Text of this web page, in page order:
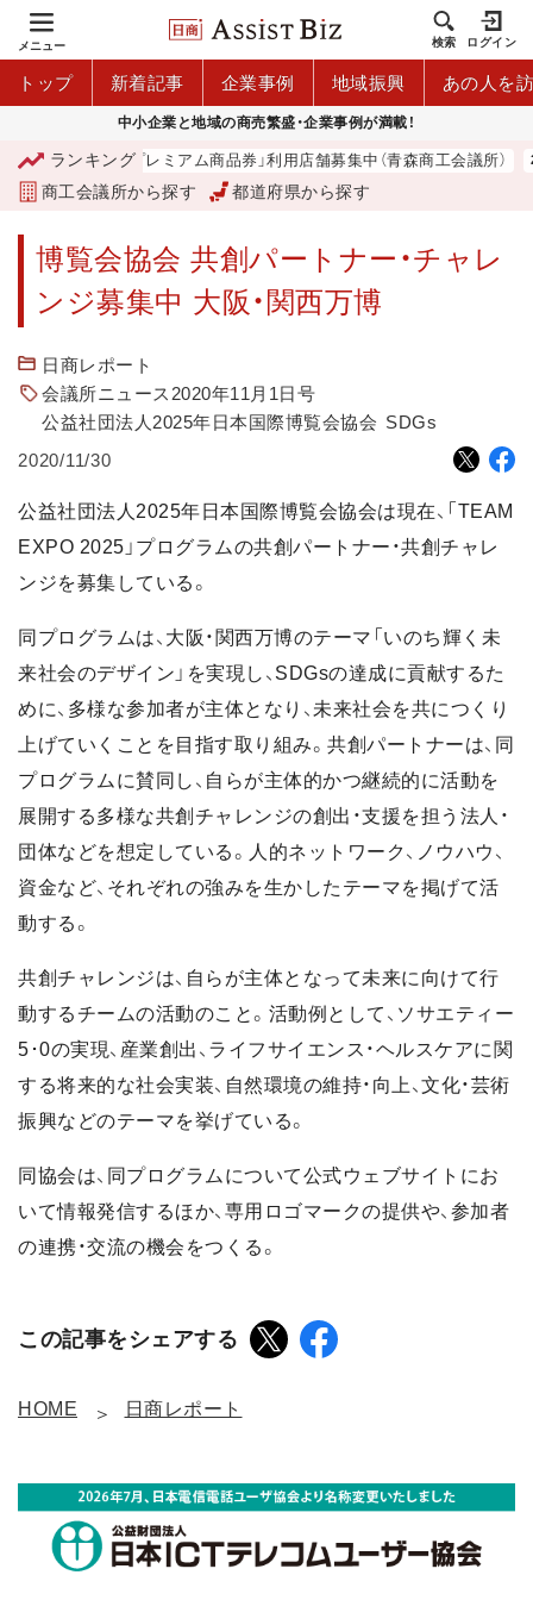
メニュー 検索 ログイン
トップ 新着記事 企業事例 地域振興 あの人を
中小企業と地域の商売繁盛・企業事例が満載！
ランキング
「青森市プレミアム商品券」利用店舗募集中（青森商工会議所）
商工会議所から探す 都道府県から探す
博覧会協会 共創パートナー・チャレ
ンジ募集中 大阪・関西万博
日商レポート
会議所ニュース2020年11月1日号
公益社団法人2025年日本国際博覧会協会 SDGs
2020/11/30
公益社団法人2025年日本国際博覧会協会は現在、「TEAM
EXPO 2025」プログラムの共創パートナー・共創チャレ
ンジを募集している。
同プログラムは、大阪・関西万博のテーマ「いのち輝く未
来社会のデザイン」を実現し、SDGsの達成に貢献するた
めに、多様な参加者が主体となり、未来社会を共につくり
上げていくことを目指す取り組み。共創パートナーは、同
プログラムに賛同し、自らが主体的かつ継続的に活動を
展開する多様な共創チャレンジの創出・支援を担う法人・
団体などを想定している。人的ネットワーク、ノウハウ、
資金など、それぞれの強みを生かしたテーマを掲げて活
動する。
共創チャレンジは、自らが主体となって未来に向けて行
動するチームの活動のこと。活動例として、ソサエティー
5･0の実現、産業創出、ライフサイエンス・ヘルスケアに関
する将来的な社会実装、自然環境の維持・向上、文化・芸術
振興などのテーマを挙げている。
同協会は、同プログラムについて公式ウェブサイトにお
いて情報発信するほか、専用ロゴマークの提供や、参加者
の連携・交流の機会をつくる。
この記事をシェアする
HOME 日商レポート